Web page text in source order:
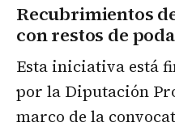
Recubrimientos
con restos de poda
Esta iniciativa está
por la Diputación
marco de la